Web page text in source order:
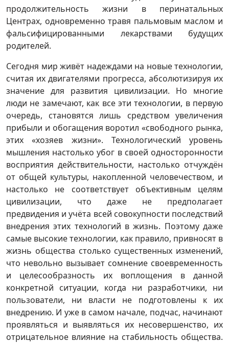
продолжительность жизни в перинатальных
Центрах, одновременно травя пальмовым маслом и
фальсифицированными лекарствами будущих
родителей.
Сегодня мир живёт надеждами на новые технологии,
считая их двигателями прогресса, абсолютизируя их
значение для развития цивилизации. Но многие
люди не замечают, как все эти технологии, в первую
очередь, становятся лишь средством увеличения
прибыли и обогащения воротил «свободного рынка,
этих «хозяев жизни». Технологический уровень
мышления настолько убог в своей односторонности
восприятия действительности, настолько отчуждён
от общей культуры, накопленной человечеством, и
настолько не соответствует объективным целям
цивилизации, что даже не предполагает
предвидения и учёта всей совокупности последствий
внедрения этих технологий в жизнь. Поэтому даже
самые высокие технологии, как правило, привносят в
жизнь общества столько существенных изменений,
что невольно вызывает сомнение своевременность
и целесообразность их воплощения в данной
конкретной ситуации, когда ни разработчики, ни
пользователи, ни власти не подготовлены к их
внедрению. И уже в самом начале, подчас, начинают
проявляться и выявляться их несовершенство, их
отрицательное влияние на стабильность общества.